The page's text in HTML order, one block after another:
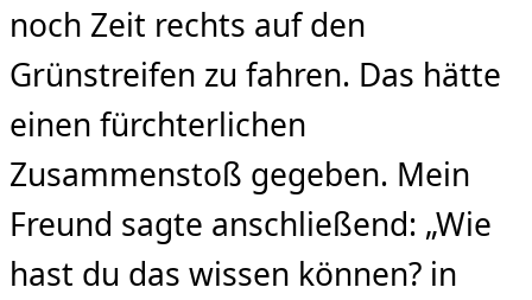
noch Zeit rechts auf den
Grünstreifen zu fahren. Das hätte
einen fürchterlichen
Zusammenstoß gegeben. Mein
Freund sagte anschließend: „Wie
hast du das wissen können? in